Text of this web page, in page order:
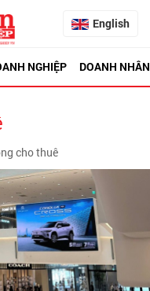
English
NGHIỆP DOANH NHÂN
cho thuê